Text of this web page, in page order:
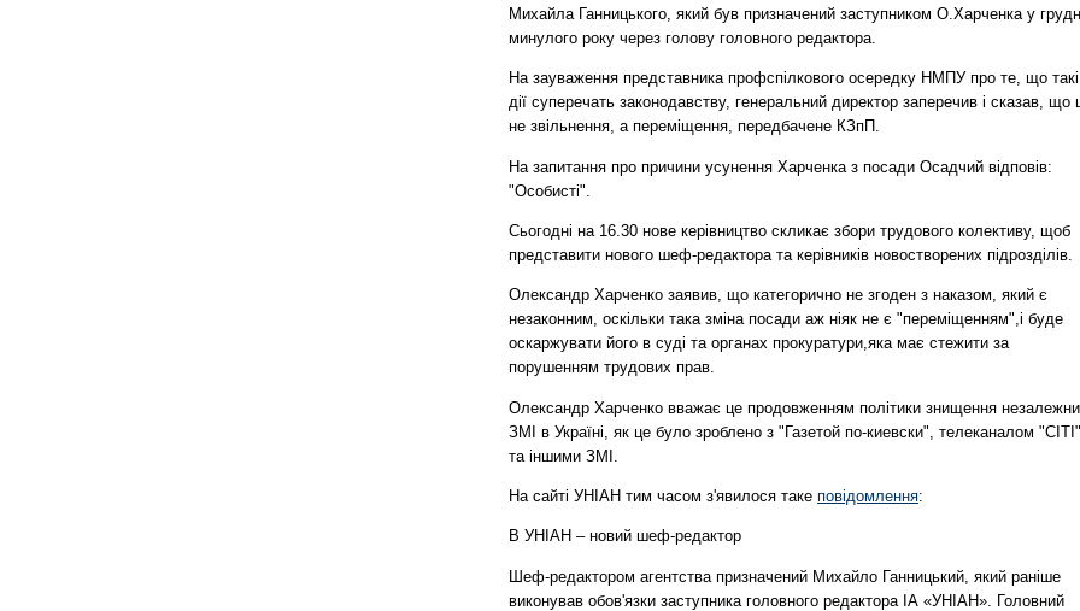
Михайла Ганницького, який був призначений заступником О.Харченка у
минулого року через голову головного редактора.
На зауваження представника профспілкового осередку НМПУ про те, що такі
дії суперечать законодавству, генеральний директор заперечив і сказав, що
не звільнення, а переміщення, передбачене КЗпП.
На запитання про причини усунення Харченка з посади Осадчий відповів:
"Особисті".
Сьогодні на 16.30 нове керівництво скликає збори трудового колективу, щоб
представити нового шеф-редактора та керівників новостворених підрозділів.
Олександр Харченко заявив, що категорично не згоден з наказом, який є
незаконним, оскільки така зміна посади аж ніяк не є "переміщенням",і буде
оскаржувати його в суді та органах прокуратури,яка має стежити за
порушенням трудових прав.
Олександр Харченко вважає це продовженням політики знищення
ЗМІ в Україні, як це було зроблено з "Газетой по-киевски", телеканалом "СІТІ"
та іншими ЗМІ.
На сайті УНІАН тим часом з'явилося таке повідомлення:
В УНІАН – новий шеф-редактор
Шеф-редактором агентства призначений Михайло Ганницький, який раніше
виконував обов'язки заступника головного редактора ІА «УНІАН». Головний